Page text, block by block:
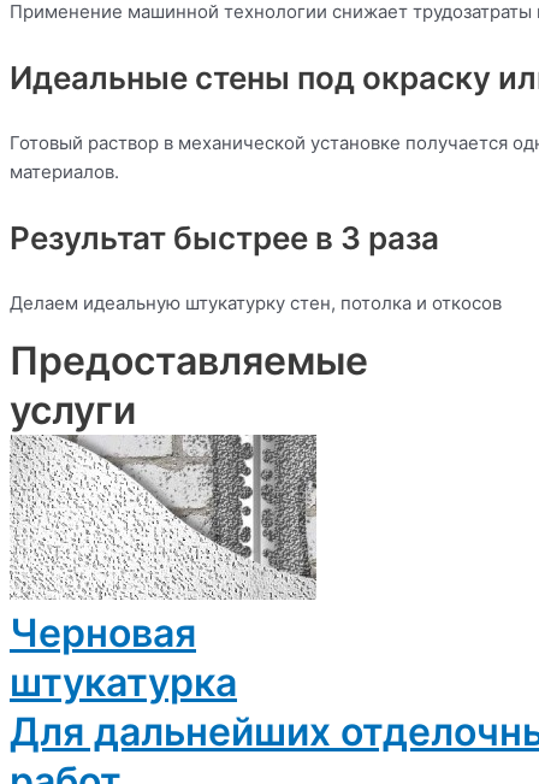
Применение машинной технологии снижает
Идеальные стены под окраску
Готовый раствор в механической установке получается
материалов.
Результат быстрее в 3 раза
Делаем идеальную штукатурку стен, потолка и откосов
Предоставляемые
услуги
Черновая
штукатурка
Для дальнейших